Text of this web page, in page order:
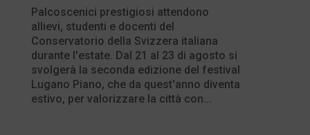
Palcoscenici prestigiosi attendono
allievi, studenti e docenti del
Conservatorio della Svizzera italiana
durante l'estate. Dal 21 al 23 di agosto si
svolgerà la seconda edizione del festival
Lugano Piano, che da quest'anno diventa
estivo, per valorizzare la città con...